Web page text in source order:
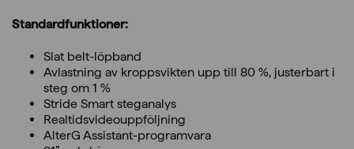
Standardfunktioner:
Slat belt-löpband
Avlastning av kroppsvikten upp till 80 %, justerbart i
steg om 1 %
Stride Smart steganalys
Realtidsvideouppföljning
AlterG Assistant-programvara